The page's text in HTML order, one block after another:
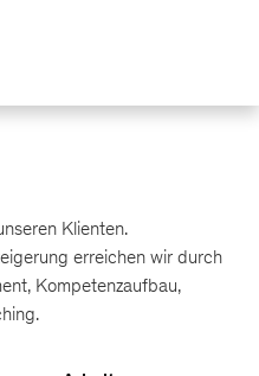
Klienten.
erreichen wir durch
Kompetenzaufbau,